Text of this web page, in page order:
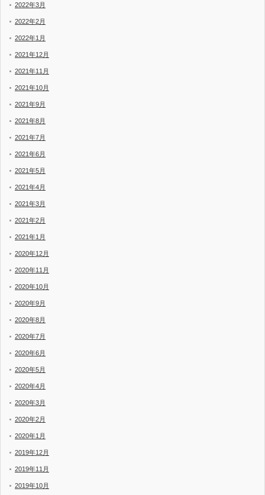
2022年3月
2022年2月
2022年1月
2021年12月
2021年11月
2021年10月
2021年9月
2021年8月
2021年7月
2021年6月
2021年5月
2021年4月
2021年3月
2021年2月
2021年1月
2020年12月
2020年11月
2020年10月
2020年9月
2020年8月
2020年7月
2020年6月
2020年5月
2020年4月
2020年3月
2020年2月
2020年1月
2019年12月
2019年11月
2019年10月